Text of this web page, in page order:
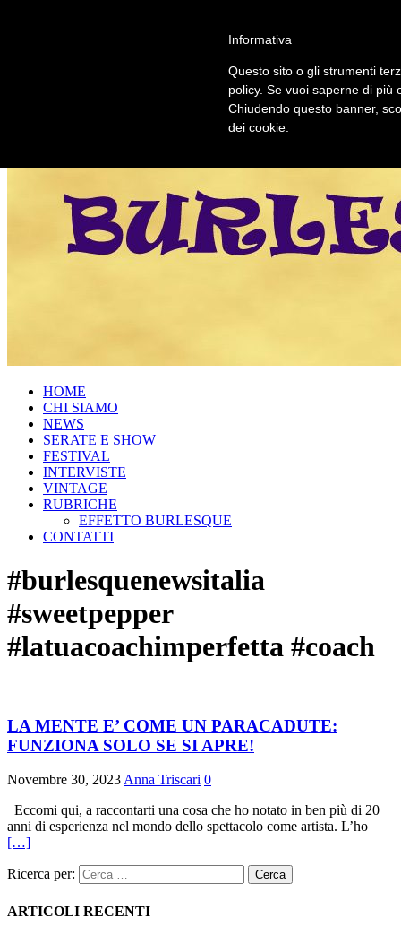
HOME
CHI SIAMO
NEWS
SERATE E SHOW
FESTIVAL
INTERVISTE
VINTAGE
RUBRICHE
EFFETTO BURLESQUE
CONTATTI
#burlesquenewsitalia
#sweetpepper
#latuacoachimperfetta #coach
LA MENTE E’ COME UN PARACADUTE:
FUNZIONA SOLO SE SI APRE!
Novembre 30, 2023 Anna Triscari 0
Eccomi qui, a raccontarti una cosa che ho notato in ben più di 20
anni di esperienza nel mondo dello spettacolo come artista. L’ho
[…]
Ricerca per:
ARTICOLI RECENTI
Informativa
Questo sito o gli strumenti
policy. Se vuoi saperne di
Chiudendo questo banner,
dei cookie.